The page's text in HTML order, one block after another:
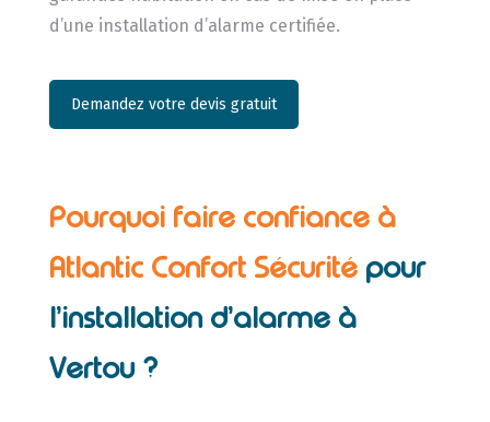
d’une installation d’alarme certifiée.
Demandez votre devis gratuit
Pourquoi faire confiance à
Atlantic Confort Sécurité pour
l’installation d’alarme à
Vertou ?